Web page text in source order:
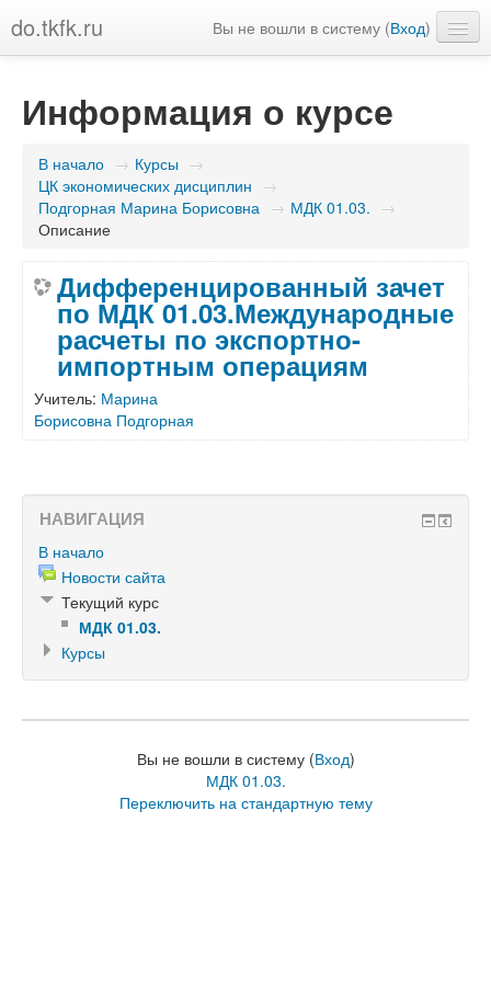
do.tkfk.ru Вы не вошли в систему (Вход)
Информация о курсе
В начало → Курсы →
ЦК экономических дисциплин →
Подгорная Марина Борисовна → МДК 01.03. →
Описание
Дифференцированный зачет
по МДК 01.03.Международные
расчеты по экспортно-
импортным операциям
Учитель: Марина
Борисовна Подгорная
НАВИГАЦИЯ
В начало
Новости сайта
Текущий курс
МДК 01.03.
Курсы
Вы не вошли в систему (Вход)
МДК 01.03.
Переключить на стандартную тему